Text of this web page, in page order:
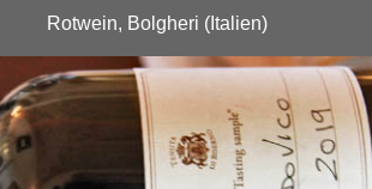
Rotwein, Bolgheri (Italien)